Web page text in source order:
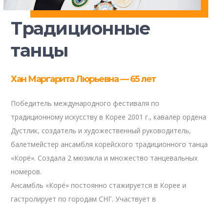
Традиционные
танцы
Хан Маргарита Люрьевна — 65 лет
Победитель международного фестиваля по
традиционному искусству в Корее 2001 г., кавалер ордена
Дустлик, создатель и художественный руководитель,
балетмейстер ансамбля корейского традиционного танца
«Корё». Создала 2 мюзикла и множество танцевальных
номеров.
Ансамбль «Корё» постоянно стажируется в Корее и
гастролирует по городам СНГ. Участвует в